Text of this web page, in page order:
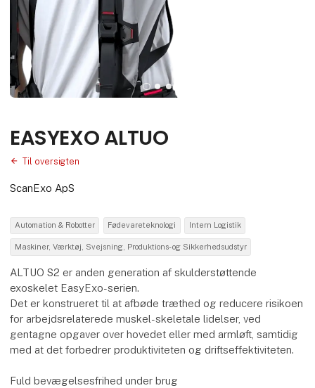
EASYEXO ALTUO
Til oversigten
ScanExo ApS
Automation & Robotter Fødevareteknologi Intern Logistik
Maskiner, Værktøj, Svejsning, Produktions- og Sikkerhedsudstyr
ALTUO S2 er anden generation af skulderstøttende
exoskelet EasyExo-serien.
Det er konstrueret til at afbøde træthed og reducere risikoen
for arbejdsrelaterede muskel-skeletale lidelser, ved
gentagne opgaver over hovedet eller med armløft, samtidig
med at det forbedrer produktiviteten og driftseffektiviteten.
Fuld bevægelsesfrihed under brug